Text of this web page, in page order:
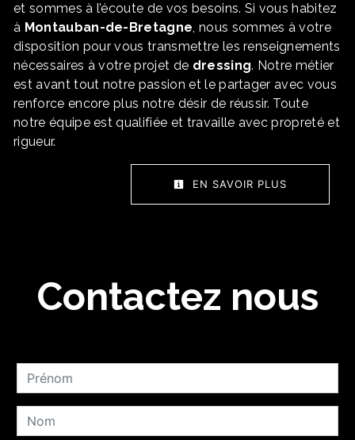
et sommes à l’écoute de vos besoins. Si vous habitez
à Montauban-de-Bretagne, nous sommes à votre
disposition pour vous transmettre les renseignements
nécessaires à votre projet de dressing. Notre métier
est avant tout notre passion et le partager avec vous
renforce encore plus notre désir de réussir. Toute
notre équipe est qualifiée et travaille avec propreté et
rigueur.
EN SAVOIR PLUS
Contactez nous